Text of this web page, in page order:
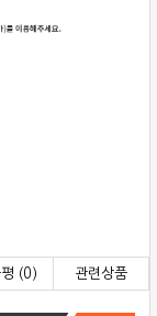
(0) 관련상품